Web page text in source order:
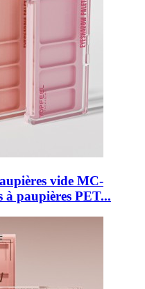
vide MC-
à paupières PET...